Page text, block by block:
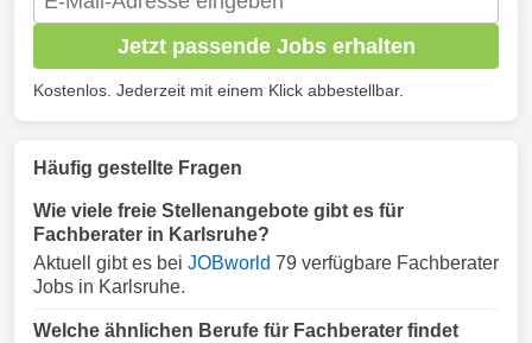
Jetzt passende Jobs erhalten
Kostenlos. Jederzeit mit einem Klick abbestellbar.
Häufig gestellte Fragen
Wie viele freie Stellenangebote gibt es für
Fachberater in Karlsruhe?
Aktuell gibt es bei JOBworld 79 verfügbare Fachberater
Jobs in Karlsruhe.
Welche ähnlichen Berufe für Fachberater findet